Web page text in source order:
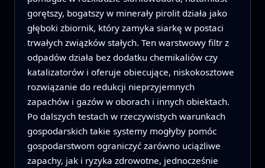
gorętszy, bogatszy w minerały pirolit działa jako
głęboki zbiornik, który zamyka siarkę w postaci
trwałych związków stałych. Ten warstwowy filtr z
odpadów działa bez dodatku chemikaliów czy
katalizatorów i oferuje obiecujące, niskokosztowe
rozwiązanie do redukcji nieprzyjemnych
zapachów i gazów w oborach i innych obiektach.
Po dalszych testach w rzeczywistych warunkach
gospodarskich takie systemy mogłyby pomóc
gospodarstwom ograniczyć zarówno uciążliwe
zapachy, jak i ryzyka zdrowotne, jednocześnie